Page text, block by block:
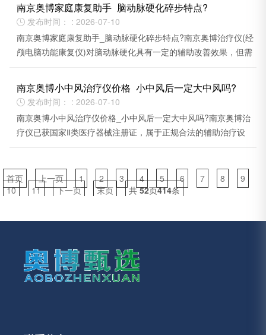
南京奥博家庭康复助手_脑动脉硬化碎步特点?
 发布时间： : 2026-07-10
南京奥博家庭康复助手_脑动脉硬化碎步特点?南京奥博治疗仪(经
颅电脑功能康复仪)对脑动脉硬化具有一定的辅助改善效果，但需
南京奥博小中风治疗仪价格_小中风后一定大中风吗?
 发布时间： : 2026-07-10
南京奥博小中风治疗仪价格_小中风后一定大中风吗?南京奥博治
疗仪已获国家Ⅱ类医疗器械注册证，属于正规合法的辅助治疗设
首页 上一页 1 2 3 4 5 6 7 8
9
10
11 下一页 末页 共52页414条